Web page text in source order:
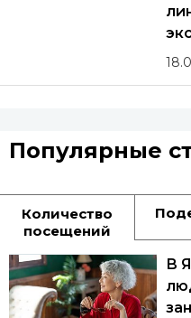
Популярные
Количество
посещений
В